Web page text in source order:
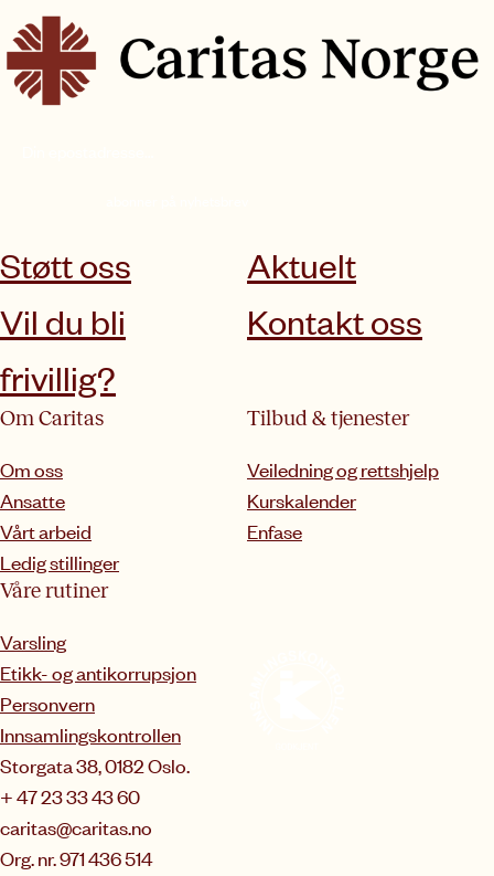
Støtt oss
Aktuelt
Vil du bli
frivillig?
Kontakt oss
Om Caritas
Om oss
Ansatte
Vårt arbeid
Ledig stillinger
Tilbud & tjenester
Veiledning og rettshjelp
Kurskalender
Enfase
Våre rutiner
Varsling
Etikk- og antikorrupsjon
Personvern
Innsamlingskontrollen
Storgata 38, 0182 Oslo.
+ 47 23 33 43 60
caritas@caritas.no
Org. nr. 971 436 514